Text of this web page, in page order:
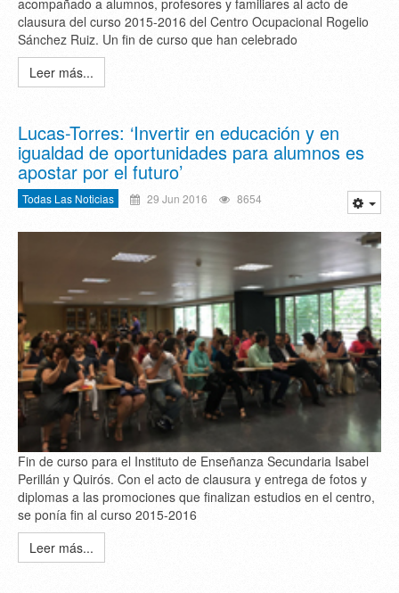
acompañado a alumnos, profesores y familiares al acto de
clausura del curso 2015-2016 del Centro Ocupacional Rogelio
Sánchez Ruiz. Un fin de curso que han celebrado
Leer más...
Lucas-Torres: ‘Invertir en educación y en
igualdad de oportunidades para alumnos es
apostar por el futuro’
Todas Las Noticias 29 Jun 2016 8654
Fin de curso para el Instituto de Enseñanza Secundaria Isabel
Perillán y Quirós. Con el acto de clausura y entrega de fotos y
diplomas a las promociones que finalizan estudios en el centro,
se ponía fin al curso 2015-2016
Leer más...